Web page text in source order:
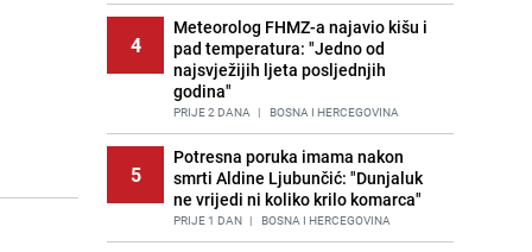
4
Meteorolog FHMZ-a najavio kišu i
pad temperatura: "Jedno od
najsvježijih ljeta posljednjih
godina"
PRIJE 2 DANA | BOSNA I HERCEGOVINA
5
Potresna poruka imama nakon
smrti Aldine Ljubunčić: "Dunjaluk
ne vrijedi ni koliko krilo komarca"
PRIJE 1 DAN | BOSNA I HERCEGOVINA